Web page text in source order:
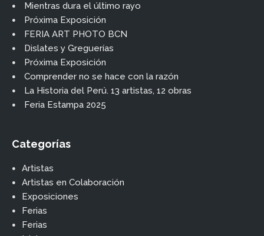
Mientras dura el último rayo
Próxima Exposición
FERIA ART PHOTO BCN
Dislates y Greguerías
Próxima Exposición
Comprender no se hace con la razón
La Historia del Perú. 13 artistas, 12 obras
Feria Estampa 2025
Categorías
Artistas
Artistas en Colaboración
Exposiciones
Ferias
Ferias